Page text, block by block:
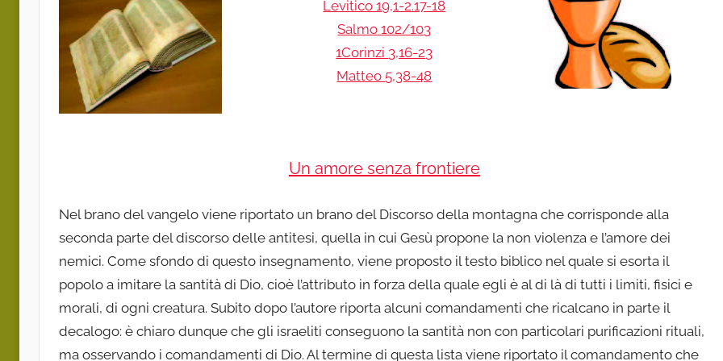
Levitico 19,1-2.17-18
Salmo 102/103
1Corinzi 3,16-23
Matteo 5,38-48
Un amore senza frontiere
Nel brano del vangelo viene riportato un brano del Discorso della montagna che corrisponde alla
seconda parte del discorso delle antitesi, quella in cui Gesù propone la non violenza e l’amore dei
nemici. Come sfondo di questo insegnamento, viene proposto il testo biblico nel quale si esorta il
popolo a imitare la santità di Dio, cioè l’attributo in forza della quale egli è al di là di tutti i limiti, fisici e
morali, di ogni creatura. Subito dopo l’autore riporta alcuni comandamenti che ricalcano in parte il
decalogo: è chiaro dunque che gli israeliti conseguono la santità non con particolari purificazioni rituali,
ma osservando i comandamenti di Dio. Al termine di questa lista viene riportato il comandamento che